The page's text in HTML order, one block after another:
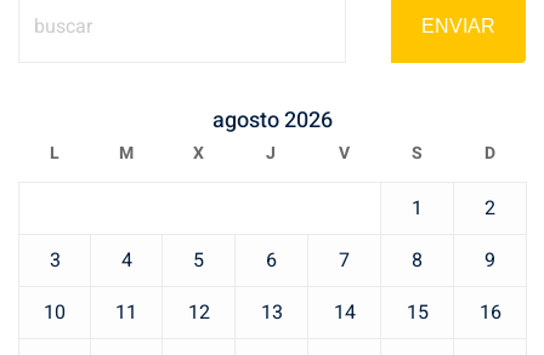
ENVIAR
agosto 2026
L M X J V S D
1
2
3
4 5 6 7 8
9
10
11 12 13 14 15
16